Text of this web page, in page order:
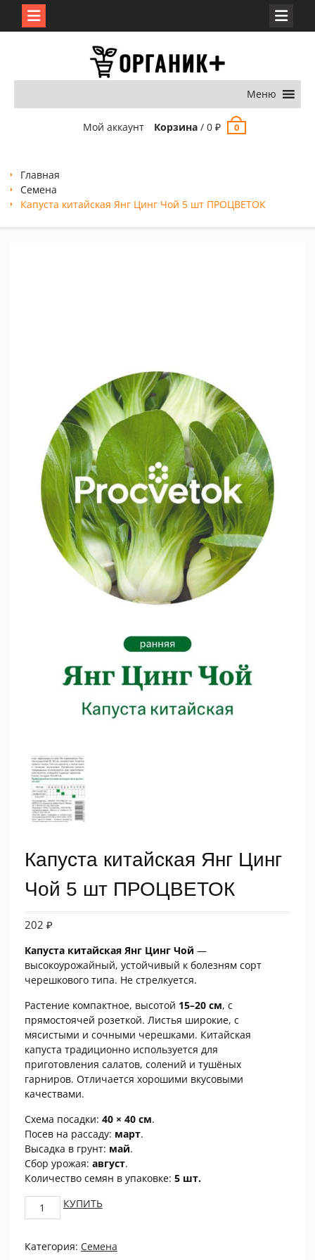
Меню
Мой аккаунт Корзина/ 0 ₽ 0
Главная
Семена
Капуста китайская Янг Цинг Чой 5 шт ПРОЦВЕТОК
Капуста китайская Янг Цинг
Чой 5 шт ПРОЦВЕТОК
202 ₽
Капуста китайская Янг Цинг Чой —
высокоурожайный, устойчивый к болезням сорт
черешкового типа. Не стрелкуется.
Растение компактное, высотой 15–20 см, с
прямостоячей розеткой. Листья широкие, с
мясистыми и сочными черешками. Китайская
капуста традиционно используется для
приготовления салатов, солений и тушёных
гарниров. Отличается хорошими вкусовыми
качествами.
Схема посадки: 40 × 40 см.
Посев на рассаду: март.
Высадка в грунт: май.
Сбор урожая: август.
Количество семян в упаковке: 5 шт.
Капуста
китайская
Цинг
КУПИТЬ
Категория: Семена